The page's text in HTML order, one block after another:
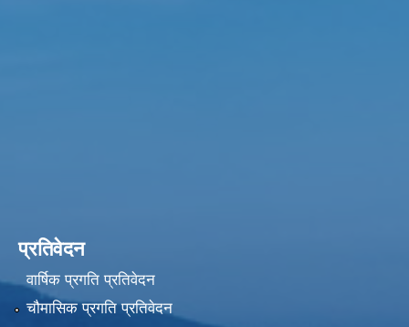
प्रतिवेदन
वार्षिक प्रगति प्रतिवेदन
चौमासिक प्रगति प्रतिवेदन